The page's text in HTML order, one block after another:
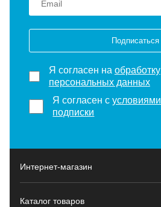
Подписаться
Я согласен на обработку
персональных данных
Я согласен сусловиями
подписки
Интернет-магазин
Каталог товаров